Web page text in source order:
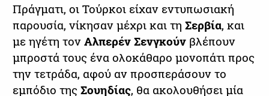
Πράγματι, οι Τούρκοι είχαν εντυπωσιακή
παρουσία, νίκησαν μέχρι και τη Σερβία, και
με ηγέτη τονΑλπερέν Σενγκούν βλέπουν
μπροστά τους ένα ολοκάθαρο μονοπάτι προς
την τετράδα, αφού αν προσπεράσουν το
εμπόδιο της Σουηδίας, θα ακολουθήσει μία